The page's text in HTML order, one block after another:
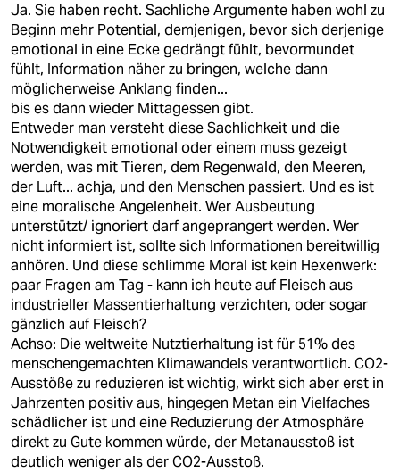
Ja. Sie haben recht. Sachliche Argumente haben wohl zu
Beginn mehr Potential, demjenigen, bevor sich derjenige
emotional in eine Ecke gedrängt fühlt, bevormundet
fühlt, Information näher zu bringen, welche dann
möglicherweise Anklang finden...
bis es dann wieder Mittagessen gibt.
Entweder man versteht diese Sachlichkeit und die
Notwendigkeit emotional oder einem muss gezeigt
werden, was mit Tieren, dem Regenwald, den Meeren,
der Luft... achja, und den Menschen passiert. Und es ist
eine moralische Angelenheit. Wer Ausbeutung
unterstützt/ ignoriert darf angeprangert werden. Wer
nicht informiert ist, sollte sich Informationen bereitwillig
anhören. Und diese schlimme Moral ist kein Hexenwerk:
paar Fragen am Tag - kann ich heute auf Fleisch aus
industrieller Massentierhaltung verzichten, oder sogar
gänzlich auf Fleisch?
Achso: Die weltweite Nutztierhaltung ist für 51% des
menschengemachten Klimawandels verantwortlich. CO2-
Ausstöße zu reduzieren ist wichtig, wirkt sich aber erst in
Jahrzenten positiv aus, hingegen Metan ein Vielfaches
schädlicher ist und eine Reduzierung der Atmosphäre
direkt zu Gute kommen würde, der Metanausstoß ist
deutlich weniger als der CO2-Ausstoß.